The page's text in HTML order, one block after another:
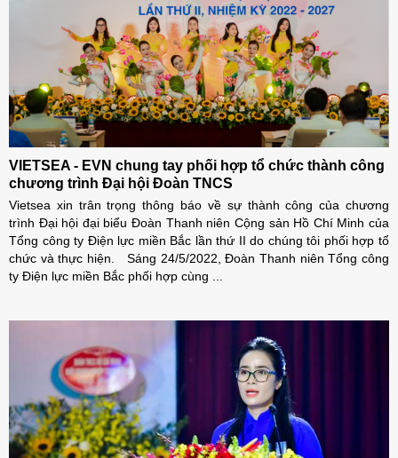
VIETSEA - EVN chung tay phối hợp tổ chức thành công
chương trình Đại hội Đoàn TNCS
Vietsea xin trân trọng thông báo về sự thành công của chương
trình Đại hội đại biểu Đoàn Thanh niên Cộng sản Hồ Chí Minh của
Tổng công ty Điện lực miền Bắc lần thứ II do chúng tôi phối hợp tổ
chức và thực hiện. Sáng 24/5/2022, Đoàn Thanh niên Tổng công
ty Điện lực miền Bắc phối hợp cùng ...